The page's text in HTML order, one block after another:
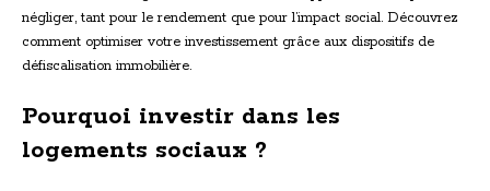
négliger, tant pour le rendement que pour l’impact social. Découvrez
comment optimiser votre investissement grâce aux dispositifs de
défiscalisation immobilière.
Pourquoi investir dans les
logements sociaux ?